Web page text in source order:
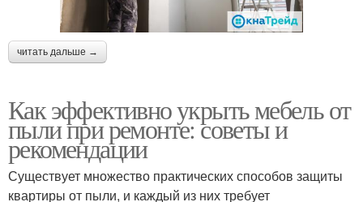
читать дальше →
Как эффективно укрыть мебель от
пыли при ремонте: советы и
рекомендации
Существует множество практических способов защиты
квартиры от пыли, и каждый из них требует